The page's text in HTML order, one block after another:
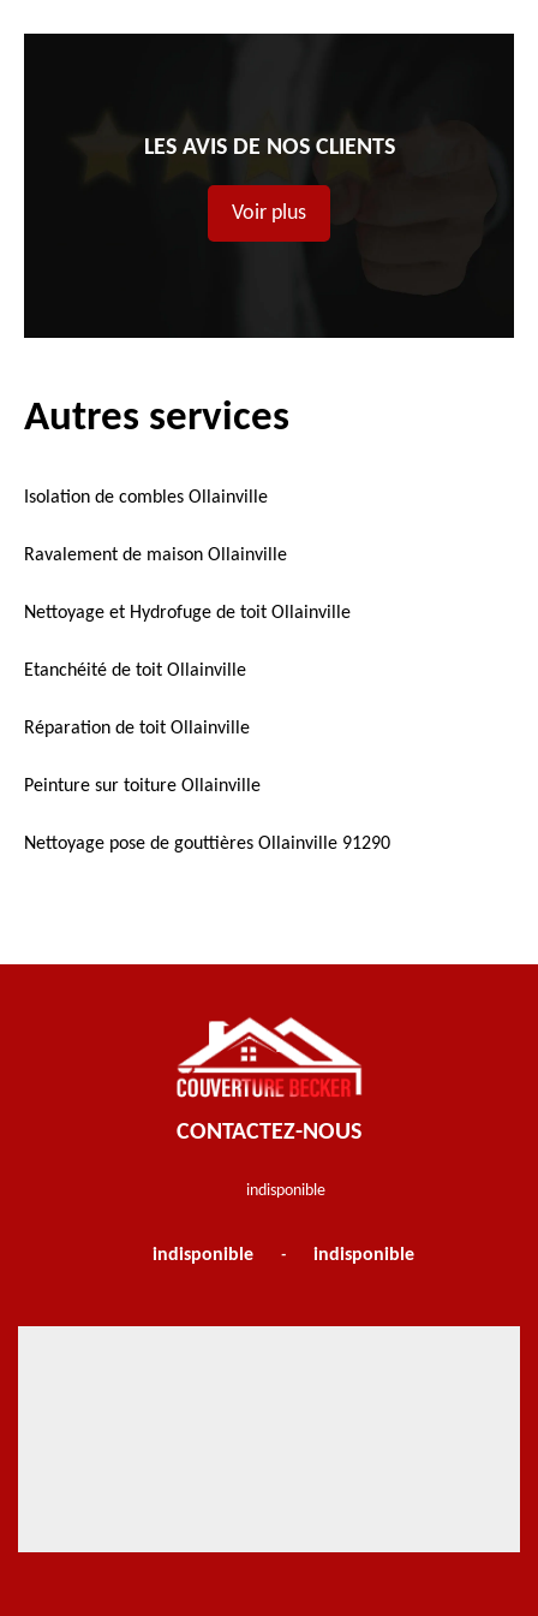
LES AVIS DE NOS CLIENTS
Voir plus
Autres services
Isolation de combles Ollainville
Ravalement de maison Ollainville
Nettoyage et Hydrofuge de toit Ollainville
Etanchéité de toit Ollainville
Réparation de toit Ollainville
Peinture sur toiture Ollainville
Nettoyage pose de gouttières Ollainville 91290
CONTACTEZ-NOUS
indisponible
indisponible - indisponible